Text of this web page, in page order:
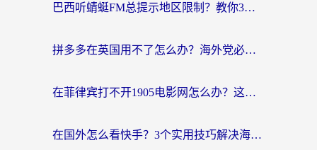
巴西听蜻蜓FM总提示地区限制？教你3步修改定位畅听国内内容
拼多多在英国用不了怎么办？海外党必看的回国加速全攻略（附B站洋码头解决方法）
在菲律宾打不开1905电影网怎么办？这份攻略帮你重拾国内影视自由
在国外怎么看快手？3个实用技巧解决海外追剧、社交、游戏难题